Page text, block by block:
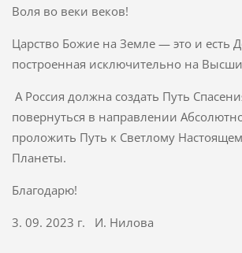
Воля во веки веков!
Царство Божие на Земле — это и есть
построенная исключительно на
А Россия должна создать Путь
повернуться в направлении
проложить Путь к Светлому
Планеты.
Благодарю!
3. 09. 2023 г. И. Нилова